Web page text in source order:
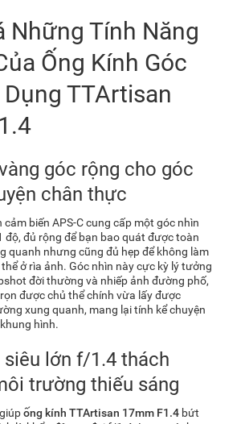
Những Tính Năng
Ống Kính Góc
TTArtisan
góc rộng cho góc
chân thực
biến APS-C cung cấp một góc nhìn
độ, đủ rộng để bạn bao quát được toàn
quanh nhưng cũng đủ hẹp để không làm
ở rìa ảnh. Góc nhìn này cực kỳ lý tưởng
đời thường và nhiếp ảnh đường phố,
được chủ thể chính vừa lấy được
xung quanh, mang lại tính kể chuyện
hình.
siêu lớn f/1.4 thách
trường thiếu sáng
ống kính TTArtisan 17mm F1.4 bứt